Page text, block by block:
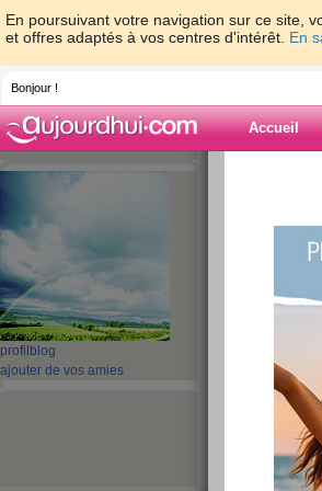
En poursuivant votre navigation sur ce site,
et offres adaptés à vos centres d'intérêt. En
Bonjour !
Accueil
profil blog
ajouter de vos amies
Blog
Pour faire réagir,
améliorations et
Allez-y en force,